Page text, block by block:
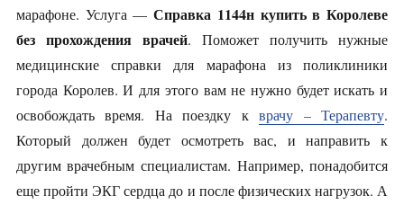
марафоне. Услуга —Справка 1144н купить в Королеве
без прохождения врачей. Поможет получить нужные
медицинские справки для марафона из поликлиники
города Королев. И для этого вам не нужно будет искать и
освобождать время. На поездку кврачу – Терапевту.
Который должен будет осмотреть вас, и направить к
другим врачебным специалистам. Например, понадобится
еще пройти ЭКГ сердца до и после физических нагрузок. А